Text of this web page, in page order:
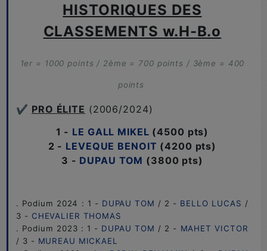
HISTORIQUES DES
CLASSEMENTS w.H-B.o
1er = 1000 points / 2ème = 700 points / 3ème = 400
points
✔️ PRO ÉLITE (2006/2024)
1 - LE GALL MIKEL (4500 pts)
2 - LEVEQUE BENOIT (4200 pts)
3 - DUPAU TOM (3800 pts)
. Podium 2024 : 1 - DUPAU TOM / 2 - BELLO LUCAS /
3 - CHEVALIER THOMAS
. Podium 2023 : 1 - DUPAU TOM / 2 - MAHET VICTOR
/ 3 - MUREAU MICKAEL